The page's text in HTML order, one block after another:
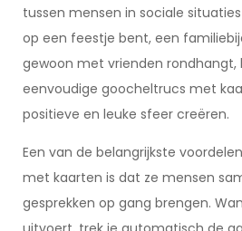
tussen mensen in sociale
op een feestje bent, een
gewoon met vrienden rondhangt,
eenvoudige goocheltrucs met
positieve en leuke sfeer creëren.
Een van de belangrijkste
met kaarten is dat ze mensen
gesprekken op gang brengen.